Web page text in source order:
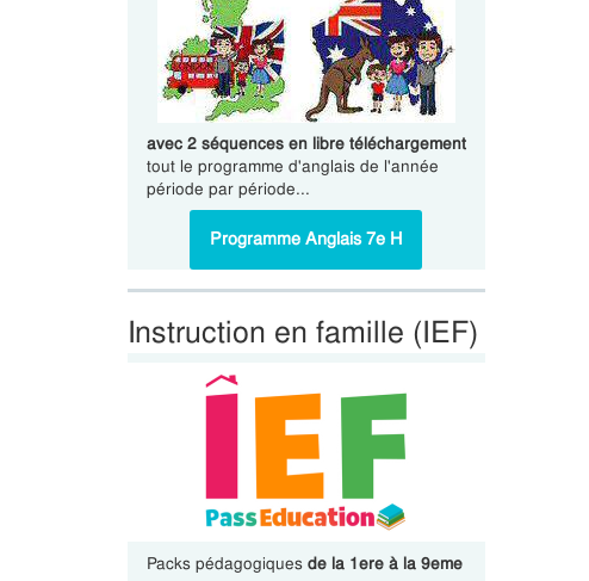
avec 2 séquences en libre téléchargement
tout le programme d'anglais de l'année
période par période...
Programme Anglais 7e H
Instruction en famille (IEF)
Packs pédagogiques de la 1ere à la 9eme